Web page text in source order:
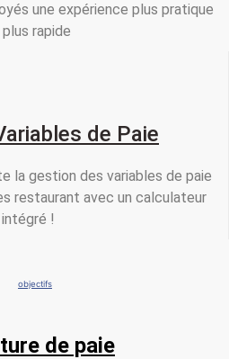
une expérience plus pratique
rapide
de Paie
la gestion des variables de paie
restaurant avec un calculateur
intégré !
de paie